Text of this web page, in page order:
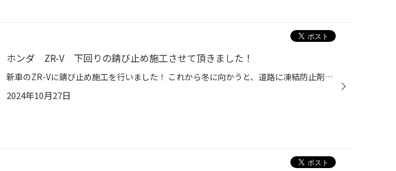
ホンダ ZR-V 下回りの錆び止め施工させて頂きました！
新車のZR-Vに錆び止め施工を行いました！ これから冬に向かうと、道路に凍結防止剤が撒かれる為 それが原因となり下回りやマフラーが錆びる恐れあります。 当店で使用している防錆剤は 無色透明の液剤になりますので 新車であったり色は付きたくないお車にはおすすめです！ 当店ではマフラー防錆と...
2024年10月27日